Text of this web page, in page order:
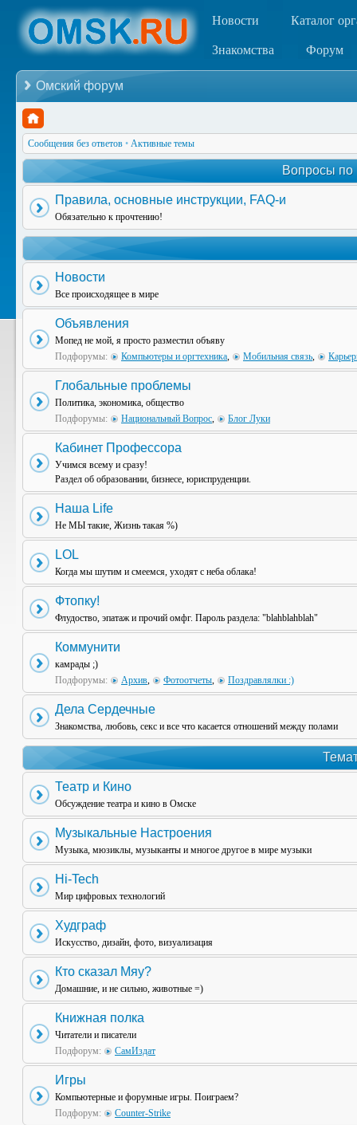
Новости Каталог
Знакомства Форум
Омский форум
Сообщения без ответов • Активные темы
Вопросы по
Правила, основные инструкции, FAQ-и
Обязательно к прочтению!
Новости
Все происходящее в мире
Объявления
Мопед не мой, я просто разместил объяву
Подфорумы:
Компьютеры и оргтехника, Мобильная связь,
Глобальные проблемы
Политика, экономика, общество
Подфорумы:
Национальный Вопрос, Блог Луки
Кабинет Профессора
Учимся всему и сразу!
Раздел об образовании, бизнесе, юриспруденции.
Наша Life
Не МЫ такие, Жизнь такая %)
LOL
Когда мы шутим и смеемся, уходят с неба облака!
Фтопку!
Флудоство, эпатаж и прочий омфг. Пароль раздела: "blahblahblah"
Коммунити
камрады ;)
Подфорумы:
Архив, Фотоотчеты, Поздравлялки :)
Дела Сердечные
Знакомства, любовь, секс и все что касается отношений между полами
Театр и Кино
Обсуждение театра и кино в Омске
Музыкальные Настроения
Музыка, мюзиклы, музыканты и многое другое в мире музыки
Hi-Tech
Мир цифровых технологий
Худграф
Искусство, дизайн, фото, визуализация
Кто сказал Мяу?
Домашние, и не сильно, животные =)
Книжная полка
Читатели и писатели
Подфорум:
СамИздат
Игры
Компьютерные и форумные игры. Поиграем?
Подфорум:
Counter-Strike